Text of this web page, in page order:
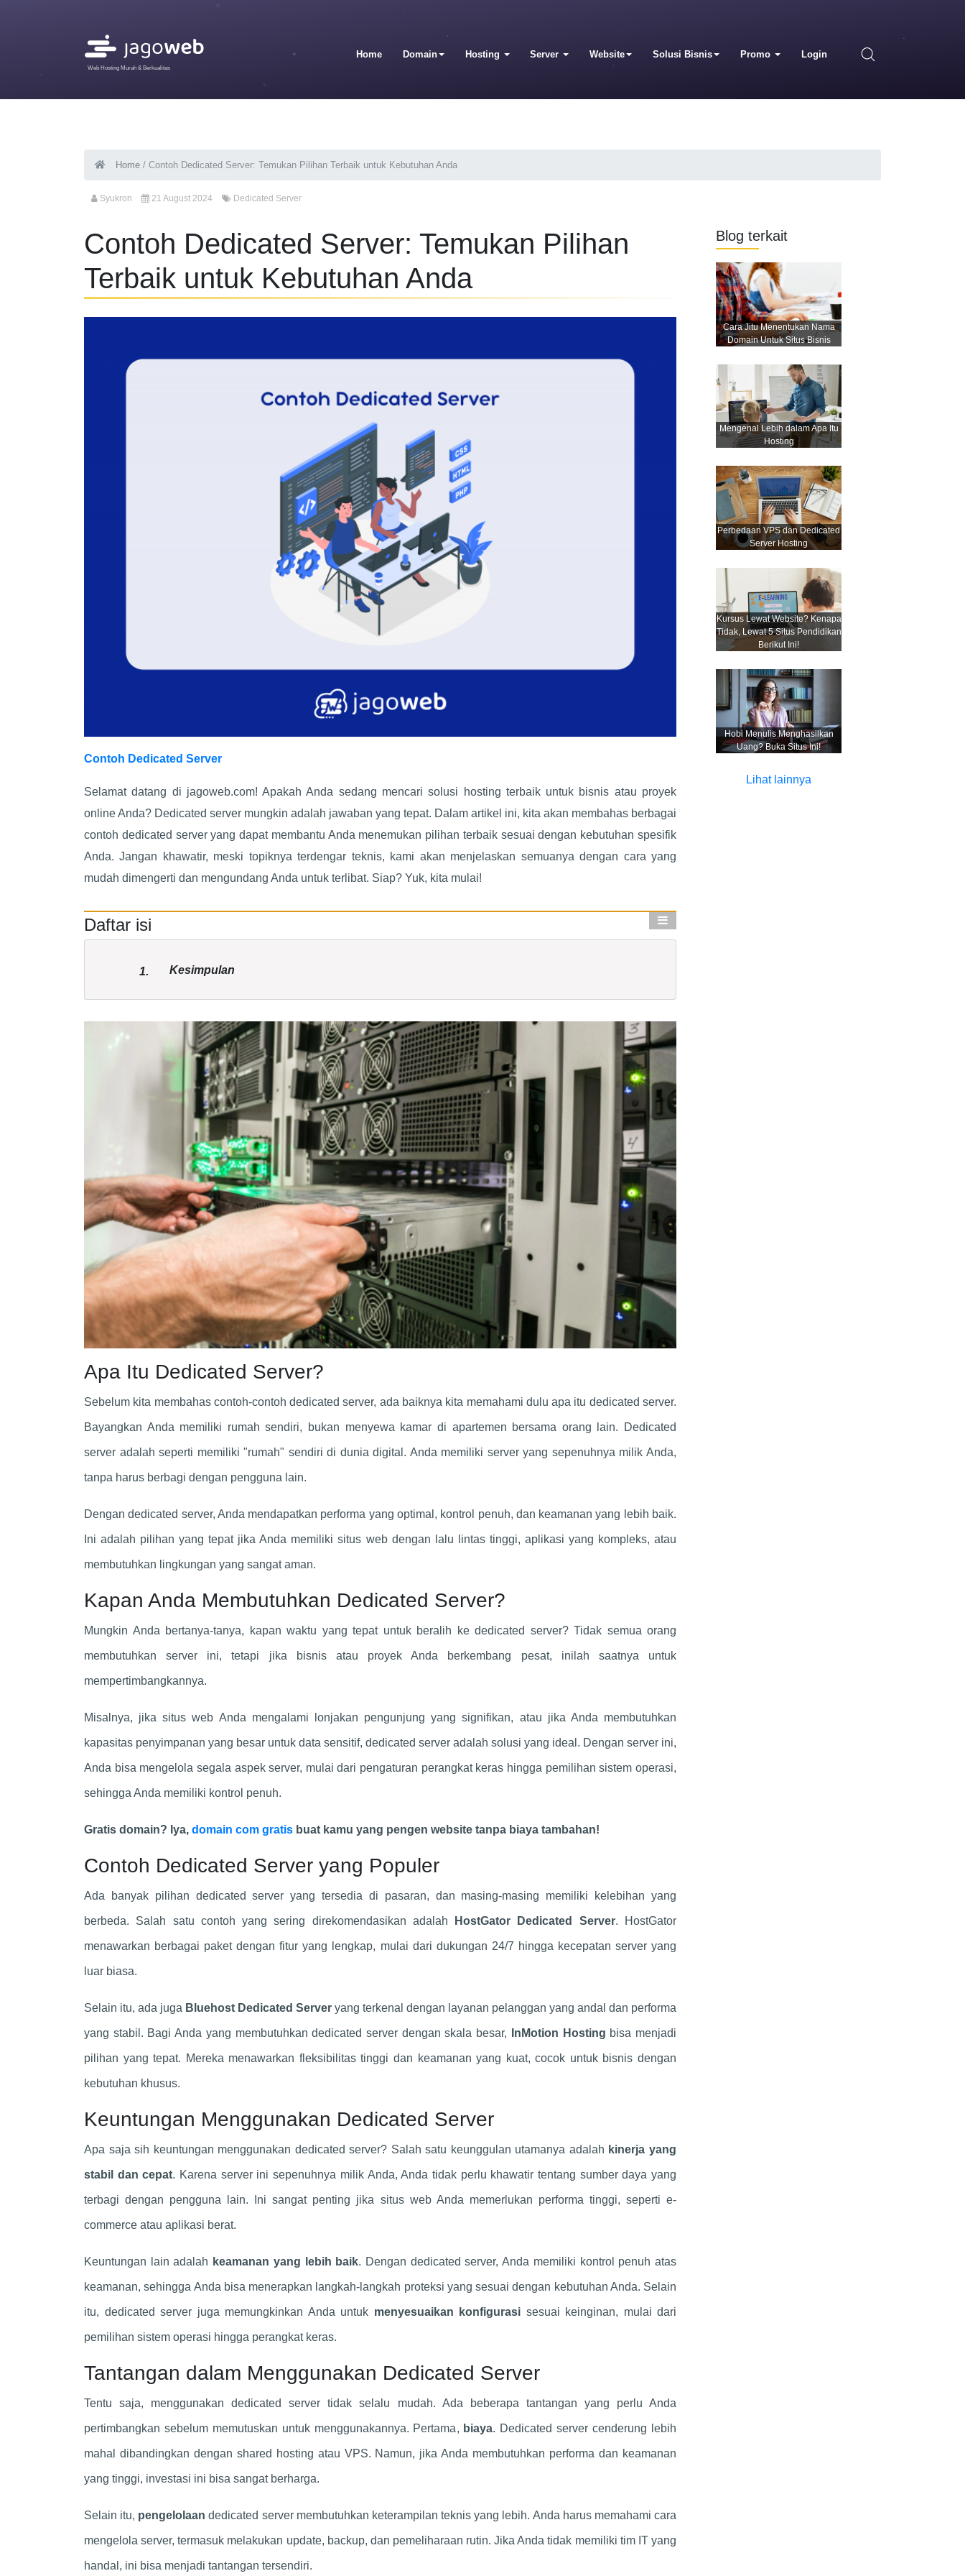
Web Hosting Murah & Berkualitas
Home Domain Hosting Server Website Solusi Bisnis Promo Login
Home / Contoh Dedicated Server: Temukan Pilihan Terbaik untuk Kebutuhan Anda
Syukron 21 August 2024 Dedicated Server
Contoh Dedicated Server: Temukan Pilihan
Terbaik untuk Kebutuhan Anda
Contoh Dedicated Server
Selamat datang di jagoweb.com! Apakah Anda sedang mencari solusi hosting terbaik untuk bisnis atau proyek
online Anda? Dedicated server mungkin adalah jawaban yang tepat. Dalam artikel ini, kita akan membahas berbagai
contoh dedicated server yang dapat membantu Anda menemukan pilihan terbaik sesuai dengan kebutuhan spesifik
Anda. Jangan khawatir, meski topiknya terdengar teknis, kami akan menjelaskan semuanya dengan cara yang
mudah dimengerti dan mengundang Anda untuk terlibat. Siap? Yuk, kita mulai!
Daftar isi
1. Kesimpulan
Apa Itu Dedicated Server?
Sebelum kita membahas contoh-contoh dedicated server, ada baiknya kita memahami dulu apa itu dedicated server.
Bayangkan Anda memiliki rumah sendiri, bukan menyewa kamar di apartemen bersama orang lain. Dedicated
server adalah seperti memiliki "rumah" sendiri di dunia digital. Anda memiliki server yang sepenuhnya milik Anda,
tanpa harus berbagi dengan pengguna lain.
Dengan dedicated server, Anda mendapatkan performa yang optimal, kontrol penuh, dan keamanan yang lebih baik.
Ini adalah pilihan yang tepat jika Anda memiliki situs web dengan lalu lintas tinggi, aplikasi yang kompleks, atau
membutuhkan lingkungan yang sangat aman.
Kapan Anda Membutuhkan Dedicated Server?
Mungkin Anda bertanya-tanya, kapan waktu yang tepat untuk beralih ke dedicated server? Tidak semua orang
membutuhkan server ini, tetapi jika bisnis atau proyek Anda berkembang pesat, inilah saatnya untuk
mempertimbangkannya.
Misalnya, jika situs web Anda mengalami lonjakan pengunjung yang signifikan, atau jika Anda membutuhkan
kapasitas penyimpanan yang besar untuk data sensitif, dedicated server adalah solusi yang ideal. Dengan server ini,
Anda bisa mengelola segala aspek server, mulai dari pengaturan perangkat keras hingga pemilihan sistem operasi,
sehingga Anda memiliki kontrol penuh.
Gratis domain? Iya, domain com gratis buat kamu yang pengen website tanpa biaya tambahan!
Contoh Dedicated Server yang Populer
Ada banyak pilihan dedicated server yang tersedia di pasaran, dan masing-masing memiliki kelebihan yang
berbeda. Salah satu contoh yang sering direkomendasikan adalah HostGator Dedicated Server. HostGator
menawarkan berbagai paket dengan fitur yang lengkap, mulai dari dukungan 24/7 hingga kecepatan server yang
luar biasa.
Selain itu, ada juga Bluehost Dedicated Server yang terkenal dengan layanan pelanggan yang andal dan performa
yang stabil. Bagi Anda yang membutuhkan dedicated server dengan skala besar, InMotion Hosting bisa menjadi
pilihan yang tepat. Mereka menawarkan fleksibilitas tinggi dan keamanan yang kuat, cocok untuk bisnis dengan
kebutuhan khusus.
Keuntungan Menggunakan Dedicated Server
Apa saja sih keuntungan menggunakan dedicated server? Salah satu keunggulan utamanya adalah kinerja yang
stabil dan cepat. Karena server ini sepenuhnya milik Anda, Anda tidak perlu khawatir tentang sumber daya yang
terbagi dengan pengguna lain. Ini sangat penting jika situs web Anda memerlukan performa tinggi, seperti e-
commerce atau aplikasi berat.
Keuntungan lain adalah keamanan yang lebih baik. Dengan dedicated server, Anda memiliki kontrol penuh atas
keamanan, sehingga Anda bisa menerapkan langkah-langkah proteksi yang sesuai dengan kebutuhan Anda. Selain
itu, dedicated server juga memungkinkan Anda untuk menyesuaikan konfigurasi sesuai keinginan, mulai dari
pemilihan sistem operasi hingga perangkat keras.
Tantangan dalam Menggunakan Dedicated Server
Tentu saja, menggunakan dedicated server tidak selalu mudah. Ada beberapa tantangan yang perlu Anda
pertimbangkan sebelum memutuskan untuk menggunakannya. Pertama, biaya. Dedicated server cenderung lebih
mahal dibandingkan dengan shared hosting atau VPS. Namun, jika Anda membutuhkan performa dan keamanan
yang tinggi, investasi ini bisa sangat berharga.
Selain itu, pengelolaan dedicated server membutuhkan keterampilan teknis yang lebih. Anda harus memahami cara
mengelola server, termasuk melakukan update, backup, dan pemeliharaan rutin. Jika Anda tidak memiliki tim IT yang
handal, ini bisa menjadi tantangan tersendiri.
Blog terkait
Cara Jitu Menentukan Nama
Domain Untuk Situs Bisnis
Mengenal Lebih dalam Apa Itu
Hosting
Perbedaan VPS dan Dedicated
Server Hosting
Kursus Lewat Website? Kenapa
Tidak, Lewat 5 Situs Pendidikan
Berikut Ini!
Hobi Menulis Menghasilkan
Uang? Buka Situs Ini!
Lihat lainnya